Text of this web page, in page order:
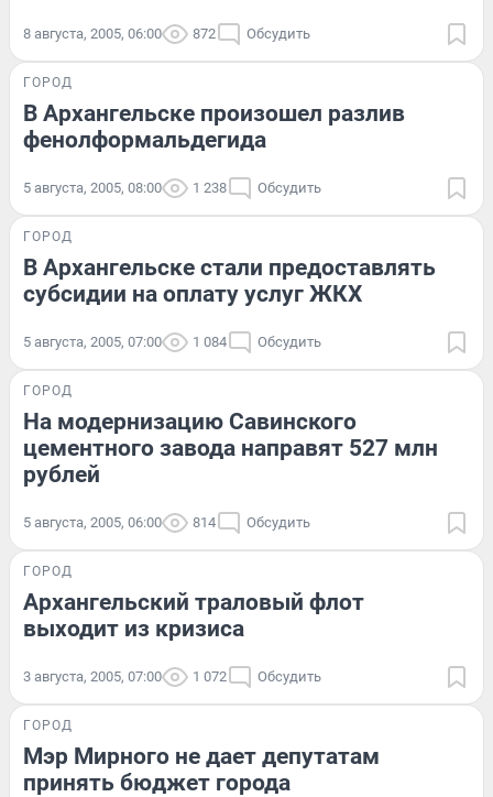
8 августа, 2005, 06:00 872 Обсудить
ГОРОД
В Архангельске произошел разлив
фенолформальдегида
5 августа, 2005, 08:00 1 238 Обсудить
ГОРОД
В Архангельске стали предоставлять
субсидии на оплату услуг ЖКХ
5 августа, 2005, 07:00 1 084 Обсудить
ГОРОД
На модернизацию Савинского
цементного завода направят 527 млн
рублей
5 августа, 2005, 06:00 814 Обсудить
ГОРОД
Архангельский траловый флот
выходит из кризиса
3 августа, 2005, 07:00 1 072 Обсудить
ГОРОД
Мэр Мирного не дает депутатам
принять бюджет города